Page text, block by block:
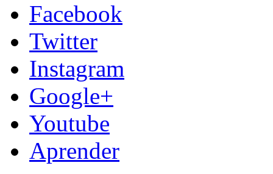
Facebook
Twitter
Instagram
Google+
Youtube
Aprender